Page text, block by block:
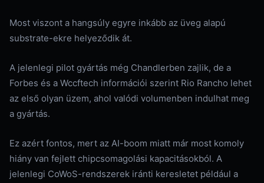
Most viszont a hangsúly egyre inkább az üveg alapú
substrate-ekre helyeződik át.
A jelenlegi pilot gyártás még Chandlerben zajlik, de a
Forbes és a Wccftech információi szerint Rio Rancho lehet
az első olyan üzem, ahol valódi volumenben indulhat meg
a gyártás.
Ez azért fontos, mert az AI-boom miatt már most komoly
hiány van fejlett chipcsomagolási kapacitásokból. A
jelenlegi CoWoS-rendszerek iránti keresletet például a